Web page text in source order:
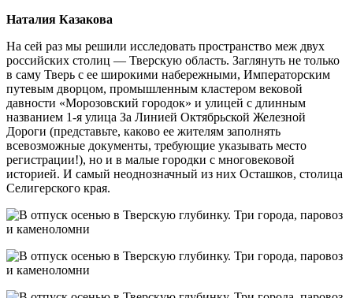
Наталия Казакова
На сей раз мы решили исследовать пространство меж двух
российских столиц — Тверскую область. Заглянуть не только
в саму Тверь с ее широкими набережными, Императорским
путевым дворцом, промышленным кластером вековой
давности «Морозовский городок» и улицей с длинным
названием 1-я улица За Линией Октябрьской Железной
Дороги (представьте, каково ее жителям заполнять
всевозможные документы, требующие указывать место
регистрации!), но и в малые городки с многовековой
историей. И самый неоднозначный из них Осташков, столица
Селигерского края.